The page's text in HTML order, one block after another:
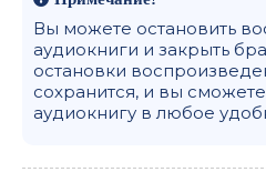
Вы можете остановить
аудиокниги и закрыть
остановки
сохранится, и вы
аудиокнигу в любое